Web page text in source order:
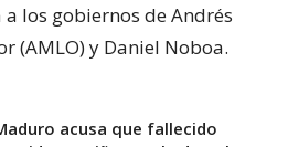
los gobiernos de Andrés
(AMLO) y Daniel Noboa.
acusa que fallecido